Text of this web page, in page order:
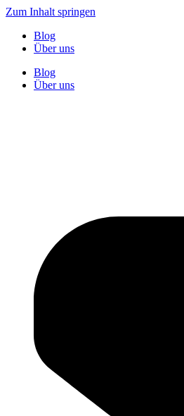
Zum Inhalt springen
Blog
Über uns
Blog
Über uns